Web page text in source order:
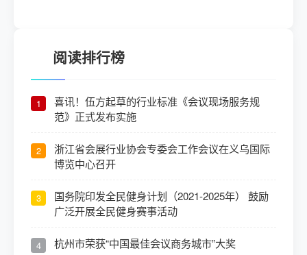
阅读排行榜
1
喜讯！伍方起草的行业标准《会议现场服务规
范》正式发布实施
2
浙江省会展行业协会专委会工作会议在义乌国际
博览中心召开
3
国务院印发全民健身计划（2021-2025年） 鼓励
广泛开展全民健身赛事活动
4 杭州市荣获“中国最佳会议商务城市”大奖